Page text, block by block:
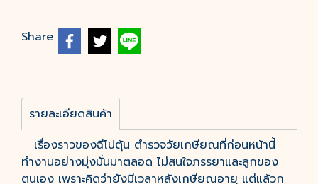
Share
รายละเอียดสินค้า
เรื่องราวของฉีโปตุ้น ตำรวจวัยเกษียณที่ก่อนหน้านี้
ทำงานอย่างมุ่งมั่นมาตลอด ไม่สนใจภรรยาและลูกของ
ตนเอง เพราะคิดว่ายังมีเวลาหลังเกษียณอายุ แต่แล้วก